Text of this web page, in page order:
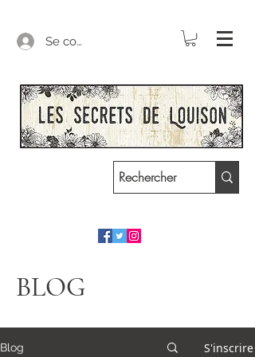
Se connecter
BLOG
Blog S'inscrire